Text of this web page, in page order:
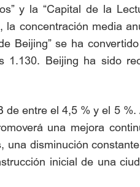
y la “Capital de la
concentración media
Beijing” se ha
Beijing ha sido
entre el 4,5 % y el 5
una mejora
disminución
inicial de una